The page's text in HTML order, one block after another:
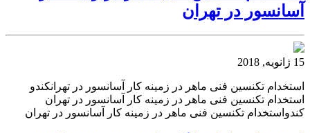
آسانسور در تهران
15 ژانویه, 2018
استخدام تکنسین فنی ماهر در زمینه کار آسانسور در تهرانکندو
استخدام تکنسین فنی ماهر در زمینه کار آسانسور در تهران
کندواستخدام تکنسین فنی ماهر در زمینه کار آسانسور در تهران